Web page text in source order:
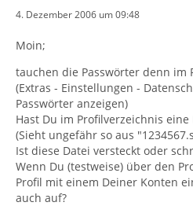
4. Dezember 2006 um 09:48
Moin;
tauchen die Passwörter denn im
(Extras - Einstellungen -
Passwörter anzeigen)
Hast Du im Profilverzeichnis
(Sieht ungefähr so aus
Ist diese Datei versteckt oder
Wenn Du (testweise) über den
Profil mit einem Deiner Konten
auch auf?